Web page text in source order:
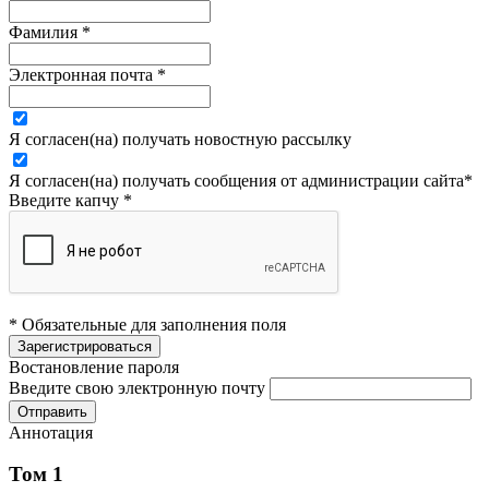
Фамилия *
Электронная почта *
Я согласен(на) получать новостную рассылку
Я согласен(на) получать сообщения от администрации сайта*
Введите капчу *
* Обязательные для заполнения поля
Востановление пароля
Введите свою электронную почту
Аннотация
Том 1